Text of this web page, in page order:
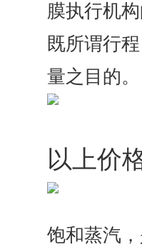
膜执行机
既所谓行
量之目的。
以上价
饱和蒸汽